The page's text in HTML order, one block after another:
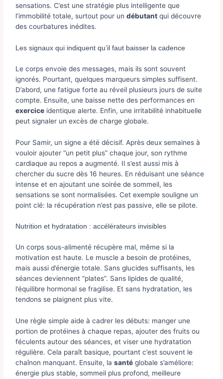
sensations. C’est une stratégie plus intelligente que
l’immobilité totale, surtout pour undébutant qui découvre
des courbatures inédites.
Les signaux qui indiquent qu’il faut baisser la cadence
Le corps envoie des messages, mais ils sont souvent
ignorés. Pourtant, quelques marqueurs simples suffisent.
D’abord, une fatigue forte au réveil plusieurs jours de suite
compte. Ensuite, une baisse nette des performances en
exercice identique alerte. Enfin, une irritabilité inhabituelle
peut signaler un excès de charge globale.
Pour Samir, un signe a été décisif. Après deux semaines à
vouloir ajouter “un petit plus” chaque jour, son rythme
cardiaque au repos a augmenté. Il s’est aussi mis à
chercher du sucre dès 16 heures. En réduisant une séance
intense et en ajoutant une soirée de sommeil, les
sensations se sont normalisées. Cet exemple souligne un
point clé: la récupération n’est pas passive, elle se pilote.
Nutrition et hydratation : accélérateurs invisibles
Un corps sous-alimenté récupère mal, même si la
motivation est haute. Le muscle a besoin de protéines,
mais aussi d’énergie totale. Sans glucides suffisants, les
séances deviennent “plates”. Sans lipides de qualité,
l’équilibre hormonal se fragilise. Et sans hydratation, les
tendons se plaignent plus vite.
Une règle simple aide à cadrer les débuts: manger une
portion de protéines à chaque repas, ajouter des fruits ou
féculents autour des séances, et viser une hydratation
régulière. Cela paraît basique, pourtant c’est souvent le
chaînon manquant. Ensuite, lasanté globale s’améliore:
énergie plus stable, sommeil plus profond, meilleure